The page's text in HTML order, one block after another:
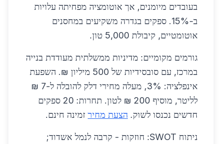
בעובדים מיומנים, אך אוטומציה מפחיתה עלויות
ב-15%. ספקים בגדרה משקיעים במחסנים
אוטומטיים, קיבולת 5,000 טון.
גורמים מקומיים: מדיניות ממשלתית מעודדת בנייה
במרכז, עם סובסידיות של 500 מיליון ₪. השפעת
אינפלציה: 3%, מעלה מחירי דלק להובלה ל-7 ₪
לליטר, מוסיף 200 ₪ לטון. תחרות: 20 ספקים
חדשים נכנסו לשוק. הצעת מחיר זמינה חינם.
ניתוח SWOT: חוזקות - קרבה לנמל אשדוד;